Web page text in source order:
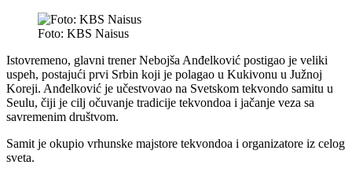
Foto: KBS Naisus
Istovremeno, glavni trener Nebojša Anđelković postigao je veliki
uspeh, postajući prvi Srbin koji je polagao u Kukivonu u Južnoj
Koreji. Anđelković je učestvovao na Svetskom tekvondo samitu u
Seulu, čiji je cilj očuvanje tradicije tekvondoa i jačanje veza sa
savremenim društvom.
Samit je okupio vrhunske majstore tekvondoa i organizatore iz celog
sveta.